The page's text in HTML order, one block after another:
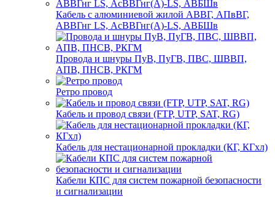
Кабель с алюминиевой жилой АВВГ, АПвВГ,
АВВГнг LS, АсВВГнг(А)-LS, АВБШв
Провода и шнуры ПуВ, ПуГВ, ПВС, ШВВП,
АПВ, ПНСВ, РКГМ
Ретро провод
Кабель и провод связи (FTP, UTP, SAT, RG)
Кабель для нестационарной прокладки (КГ, КГхл)
Кабели КПС для систем пожарной безопасности
и сигнализации